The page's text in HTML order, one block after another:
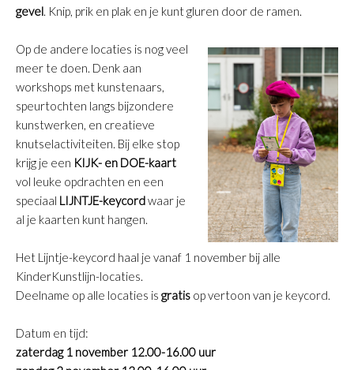
gevel. Knip, prik en plak en je kunt gluren door de ramen.
Op de andere locaties is nog veel
meer te doen. Denk aan
workshops met kunstenaars,
speurtochten langs bijzondere
kunstwerken, en creatieve
knutselactiviteiten. Bij elke stop
krijg je een KIJK- en DOE-kaart
vol leuke opdrachten en een
speciaal LIJNTJE-keycordwaar je
al je kaarten kunt hangen.
Het Lijntje-keycord haal je vanaf 1 november bij alle
KinderKunstlijn-locaties.
Deelname op alle locaties is gratis op vertoon van je keycord.
Datum en tijd:
zaterdag 1 november 12.00-16.00 uur